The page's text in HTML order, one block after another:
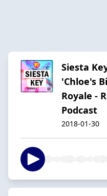
Siesta
'Chloe's
Royale -
Podcast
2018-01-30